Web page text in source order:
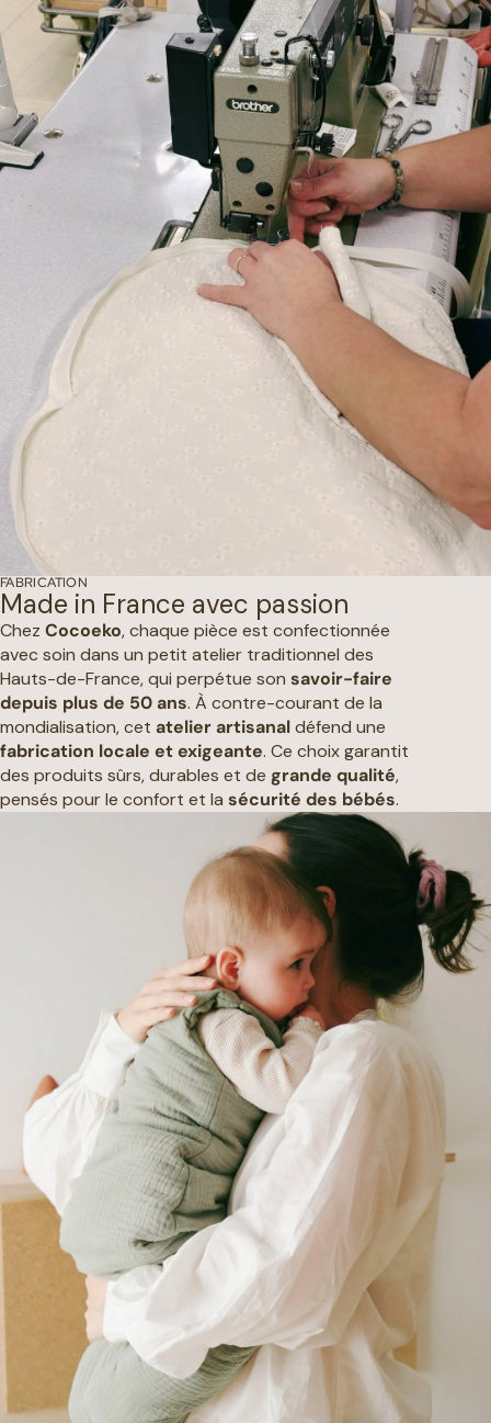
FABRICATION
Made in France avec passion
Chez Cocoeko, chaque pièce est confectionnée
avec soin dans un petit atelier traditionnel des
Hauts-de-France, qui perpétue son savoir-faire
depuis plus de 50 ans. À contre-courant de la
mondialisation, cet atelier artisanaldéfend une
fabrication locale et exigeante. Ce choix garantit
des produits sûrs, durables et de grande qualité,
pensés pour le confort et la sécurité des bébés.